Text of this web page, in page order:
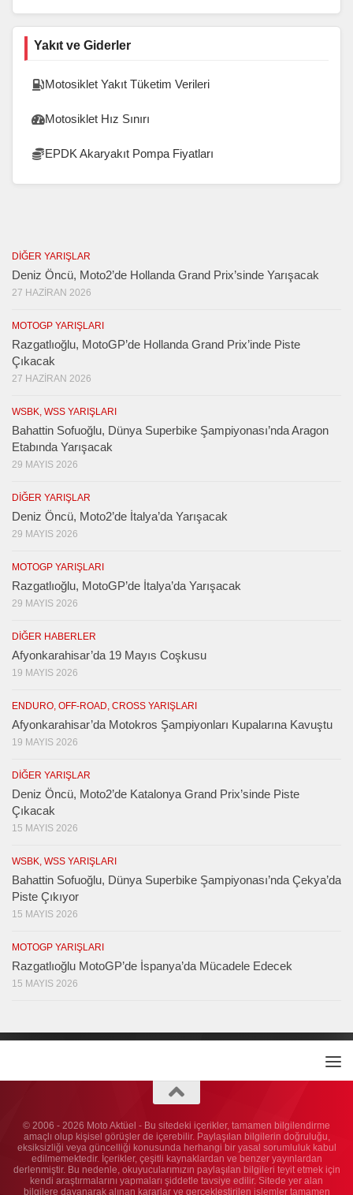
Yakıt ve Giderler
Motosiklet Yakıt Tüketim Verileri
Motosiklet Hız Sınırı
EPDK Akaryakıt Pompa Fiyatları
DIĞER YARIŞLAR
Deniz Öncü, Moto2’de Hollanda Grand Prix’sinde Yarışacak
27 HAZIRAN 2026
MOTOGP YARIŞLARI
Razgatlıoğlu, MotoGP’de Hollanda Grand Prix’inde Piste
Çıkacak
27 HAZIRAN 2026
WSBK, WSS YARIŞLARI
Bahattin Sofuoğlu, Dünya Superbike Şampiyonası’nda Aragon
Etabında Yarışacak
29 MAYIS 2026
DIĞER YARIŞLAR
Deniz Öncü, Moto2’de İtalya’da Yarışacak
29 MAYIS 2026
MOTOGP YARIŞLARI
Razgatlıoğlu, MotoGP’de İtalya’da Yarışacak
29 MAYIS 2026
DIĞER HABERLER
Afyonkarahisar’da 19 Mayıs Coşkusu
19 MAYIS 2026
ENDURO, OFF-ROAD, CROSS YARIŞLARI
Afyonkarahisar’da Motokros Şampiyonları Kupalarına Kavuştu
19 MAYIS 2026
DIĞER YARIŞLAR
Deniz Öncü, Moto2’de Katalonya Grand Prix’sinde Piste
Çıkacak
15 MAYIS 2026
WSBK, WSS YARIŞLARI
Bahattin Sofuoğlu, Dünya Superbike Şampiyonası’nda Çekya’da
Piste Çıkıyor
15 MAYIS 2026
MOTOGP YARIŞLARI
Razgatlıoğlu MotoGP’de İspanya’da Mücadele Edecek
15 MAYIS 2026
© 2006 - 2026 Moto Aktüel - Bu sitedeki içerikler, tamamen bilgilendirme
amaçlı olup kişisel görüşler de içerebilir. Paylaşılan bilgilerin doğruluğu,
eksiksizliği veya güncelliği konusunda herhangi bir yasal sorumluluk kabul
edilmemektedir. İçerikler, çeşitli kaynaklardan ve benzer yayınlardan
derlenmiştir. Bu nedenle, okuyucularımızın paylaşılan bilgileri teyit etmek için
kendi araştırmalarını yapmaları şiddetle tavsiye edilir. Sitede yer alan
bilgilere dayanarak alınan kararlar ve gerçekleştirilen işlemler tamamen